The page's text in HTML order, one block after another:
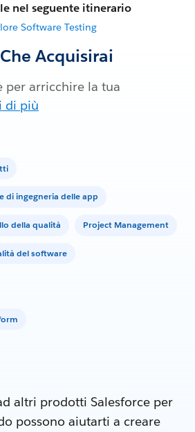
nel seguente itinerario
Software Testing
Acquisirai
per arricchire la tua
di più
di ingegneria delle app
della qualità Project Management
del software
altri prodotti Salesforce per
possono aiutarti a creare